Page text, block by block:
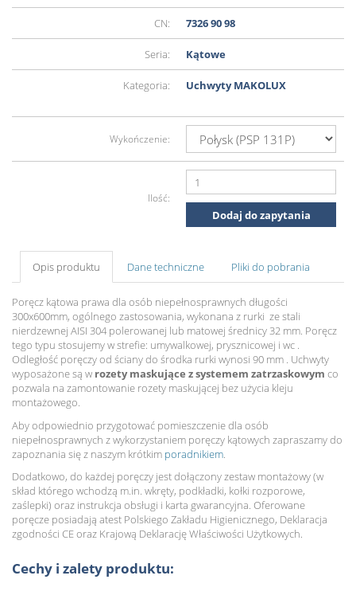
CN: 7326 90 98
Seria: Kątowe
Kategoria: Uchwyty MAKOLUX
Wykończenie:
Ilość:
Dodaj do zapytania
Opis produktu Dane techniczne Pliki do pobrania
Poręcz kątowa prawa dla osób niepełnosprawnych długości
300x600mm, ogólnego zastosowania, wykonana z rurki ze stali
nierdzewnej AISI 304 polerowanej lub matowej średnicy 32 mm. Poręcz
tego typu stosujemy w strefie: umywalkowej, prysznicowej i wc .
Odległość poręczy od ściany do środka rurki wynosi 90 mm . Uchwyty
wyposażone są w rozety maskujące z systemem zatrzaskowym co
pozwala na zamontowanie rozety maskującej bez użycia kleju
montażowego.
Aby odpowiednio przygotować pomieszczenie dla osób
niepełnosprawnych z wykorzystaniem poręczy kątowych zapraszamy do
zapoznania się z naszym krótkim poradnikiem.
Dodatkowo, do każdej poręczy jest dołączony zestaw montażowy (w
skład którego wchodzą m.in. wkręty, podkładki, kołki rozporowe,
zaślepki) oraz instrukcja obsługi i karta gwarancyjna. Oferowane
poręcze posiadają atest Polskiego Zakładu Higienicznego, Deklaracja
zgodności CE oraz Krajową Deklarację Właściwości Użytkowych.
Cechy i zalety produktu: